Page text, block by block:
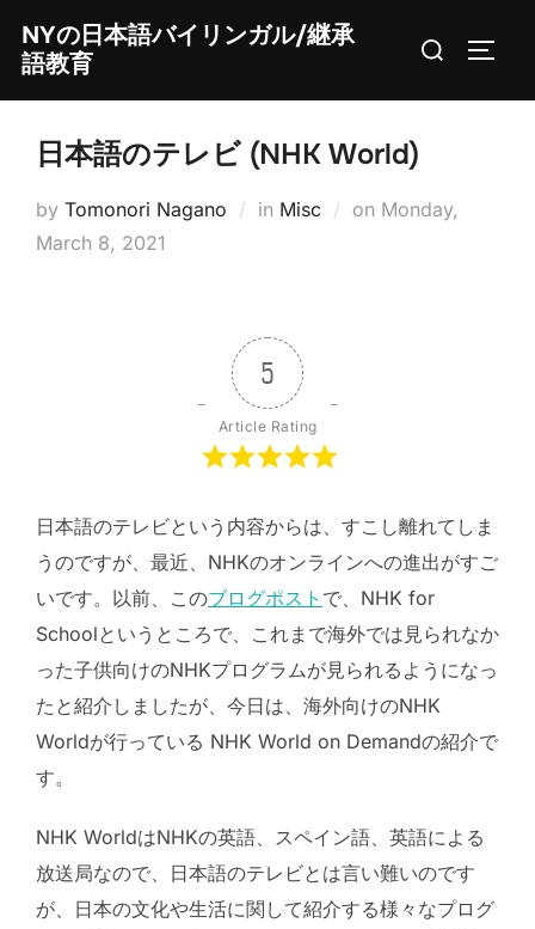
content
NYの日本語バイリンガル/継承
語教育
Search
日本語のテレビ (NHK World)
by Tomonori Nagano in Misc on Posted
Monday,
March 8, 2021
5
Article Rating
日本語のテレビという内容からは、すこし離れてしま
うのですが、最近、NHKのオンラインへの進出がすご
いです。以前、このブログポスト で、NHK for
Schoolというところで、これまで海外では見られなか
った子供向けのNHKプログラムが見られるようになっ
たと紹介しましたが、今日は、海外向けのNHK
Worldが行っている NHK World on Demandの紹介で
す。
NHK WorldはNHKの英語、スペイン語、英語による
放送局なので、日本語のテレビとは言い難いのです
が、日本の文化や生活に関して紹介する様々なプログ